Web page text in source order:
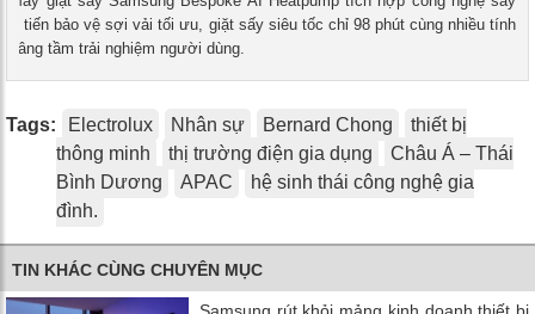
tiến bảo vệ sợi vải tối ưu, giặt sấy siêu tốc chỉ 98 phút cùng nhiều tính
nâng tầm trải nghiệm người dùng.
Tags: Electrolux Nhân sự Bernard Chong
thiết bị
thông minh
thị trường điện gia dụng
Châu Á – Thái
Bình Dương
APAC
hệ sinh thái công nghệ gia
đình.
TIN KHÁC CÙNG CHUYÊN MỤC
Samsung rút khỏi mảng kinh doanh thiết bị